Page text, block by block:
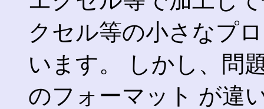
クセル等の小さなプ
います。 しかし、問
のフォーマット が違